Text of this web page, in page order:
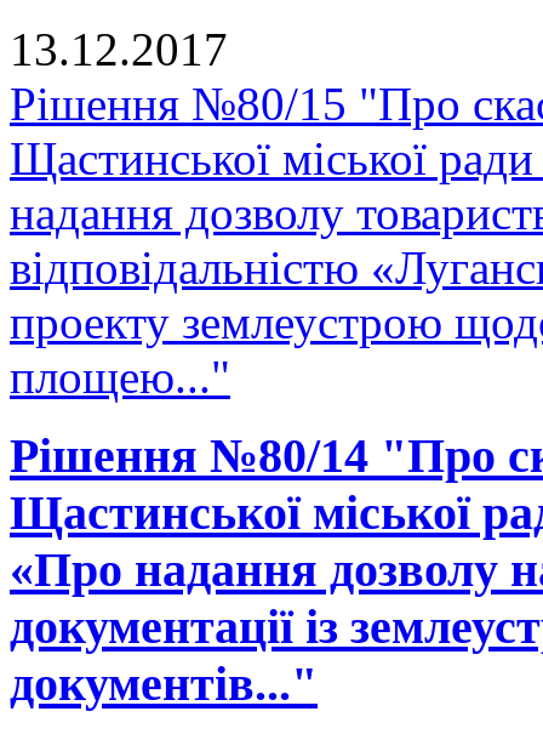
13.12.2017
Рішення №80/15 "Про
Щастинської міської
надання дозволу
відповідальністю
проекту землеустрою
площею..."
Рішення №80/14 "Про
Щастинської міської
«Про надання дозволу
документації із
документів..."